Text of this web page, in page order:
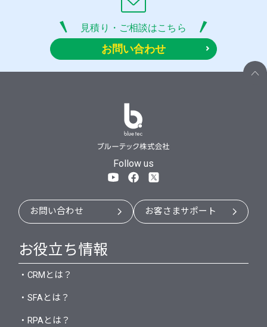
見積り・ご相談はこちら
お問い合わせ
Follow us
お問い合わせ お客さまサポート
お役立ち情報
・CRMとは？
・SFAとは？
・RPAとは？